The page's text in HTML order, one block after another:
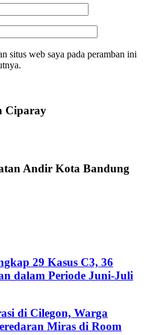
situs web saya pada peramban ini
Ciparay
Andir Kota Bandung
29 Kasus C3, 36
dalam Periode Juni-Juli
di Cilegon, Warga
Miras di Room